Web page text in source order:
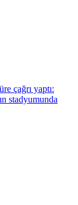
çağrı yaptı:
stadyumunda